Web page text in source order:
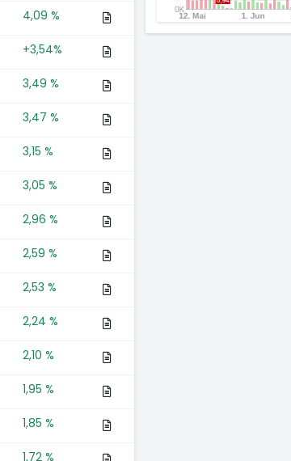
4,09 %
+3,54%
3,49 %
3,47 %
3,15 %
3,05 %
2,96 %
2,59 %
2,53 %
2,24 %
2,10 %
1,95 %
1,85 %
1,72 %